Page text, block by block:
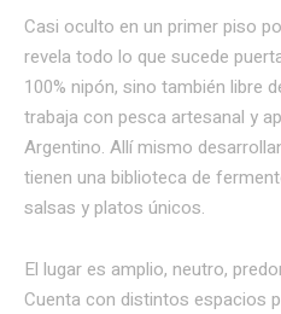
Casi oculto en un primer piso
revela todo lo que sucede
100% nipón, sino también libre
trabaja con pesca artesanal y
Argentino. Allí mismo
tienen una biblioteca de
salsas y platos únicos.
El lugar es amplio, neutro,
Cuenta con distintos espacios